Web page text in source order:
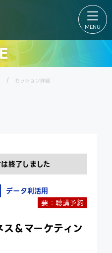
来場登録
のご案内
開催概要
過去の実
績
パートナ
Exhibition
Exhibition
TOP
出展者リス
会場マップ
ップ＆ユニ
セッション詳細
終了しました
データ利活用
要：聴講予約
＆マーケティン